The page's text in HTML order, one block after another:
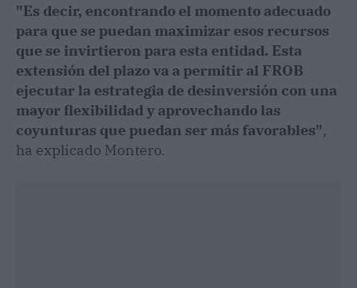
"Es decir, encontrando el momento adecuado
para que se puedan maximizar esos recursos
que se invirtieron para esta entidad. Esta
extensión del plazo va a permitir al FROB
ejecutar la estrategia de desinversión con una
mayor flexibilidad y aprovechando las
coyunturas que puedan ser más favorables",
ha explicado Montero.